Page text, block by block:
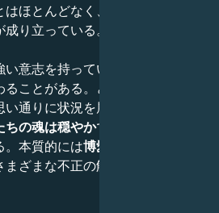
ほとんどなく、バランスよく混
り立っている。
意志を持っているが、時折、無
ことがある。どんな場合でも融
通りに状況を展開させることを
ちの魂は穏やかで傷つきやすく、
。本質的には博愛主義者で
ざまな不正の解決策を見つけよ